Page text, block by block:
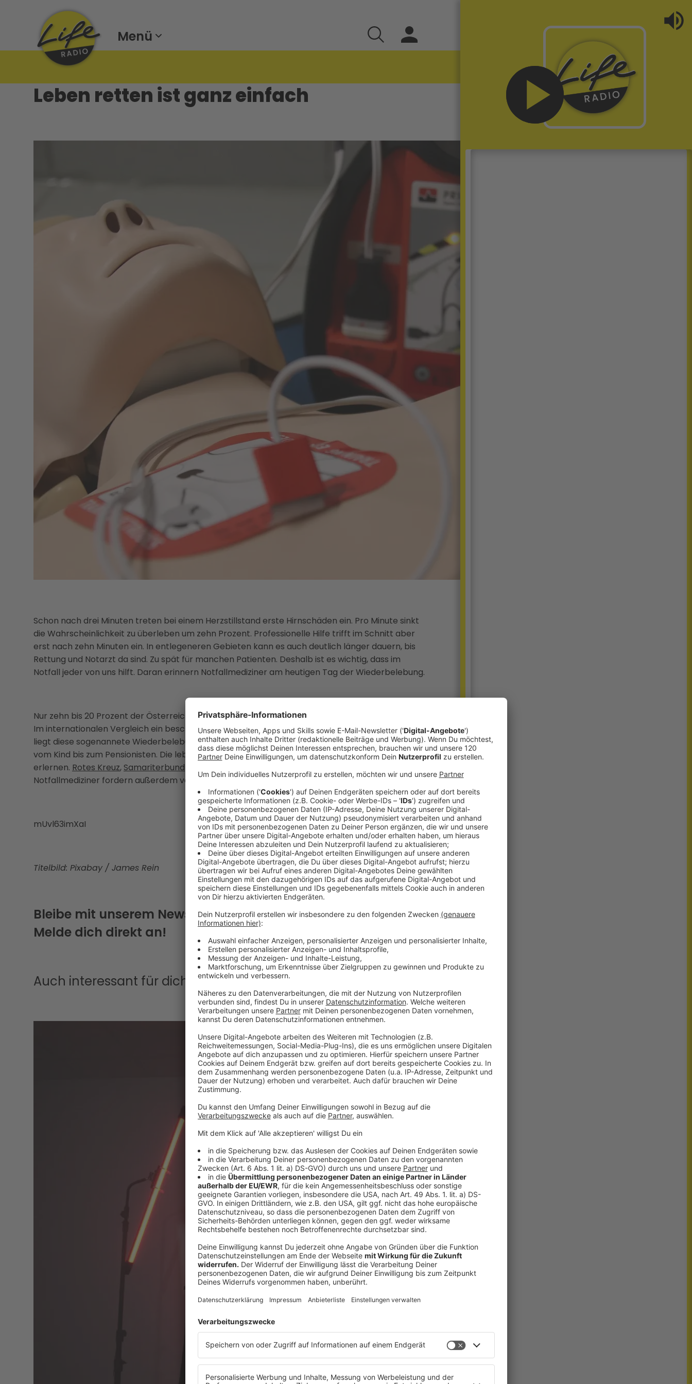
Menü
Leben retten ist ganz einfach
Schon nach drei Minuten treten bei einem Herzstillstand erste Hirnschäden ein. Pro Minute sinkt
die Wahrscheinlichkeit zu überleben um zehn Prozent. Professionelle Hilfe trifft im Schnitt aber
erst nach zehn Minuten ein. In entlegeneren Gebieten kann es auch deutlich länger dauern, bis
Rettung und Notarzt da sind. Zu spät für manchen Patienten. Deshalb ist es wichtig, dass im
Notfall jeder von uns hilft. Daran erinnern Notfallmediziner am heutigen Tag der Wiederbelebung.
Nur zehn bis 20 Prozent der Österreicher würden im Ernstfall eine Wiederbelebung durchführen.
Im internationalen Vergleich ein beschämend niedriger Wert. In den skandinavischen Ländern
liegt diese sogenannete Wiederbelebungsquote bei bis zu 70 Prozent. Dabei kann jeder helfen –
vom Kind bis zum Pensionisten. Die lebensrettenden Handgriffe sind in wenigen Stunden leicht zu
erlernen. Rotes Kreuz, Samariterbund
Notfallmediziner fordern außerdem verpflichtenden Erste Hilfe-Unterricht in der Schule.
mUvl63imXaI
Titelbild: Pixabay / James Rein
Bleibe mit unserem Newsletter immer auf dem Laufenden.
Melde dich direkt an!
Auch interessant für dich